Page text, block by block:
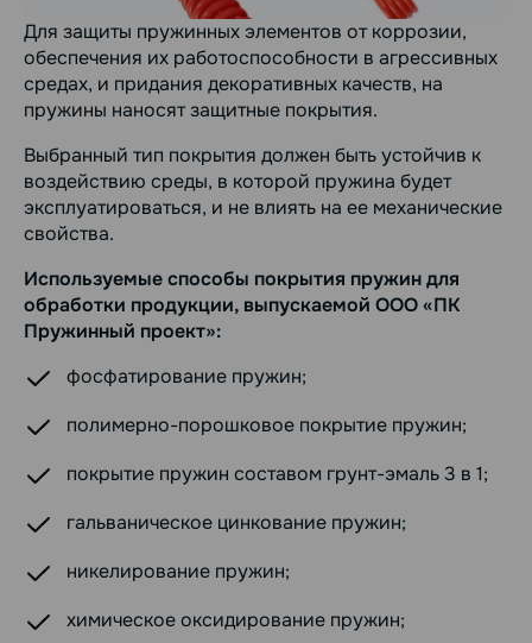
Для защиты пружинных элементов от коррозии,
обеспечения их работоспособности в агрессивных
средах, и придания декоративных качеств, на
пружины наносят защитные покрытия.
Выбранный тип покрытия должен быть устойчив к
воздействию среды, в которой пружина будет
эксплуатироваться, и не влиять на ее механические
свойства.
Используемые способы покрытия пружин для
обработки продукции, выпускаемой ООО «ПК
Пружинный проект»:
фосфатирование пружин;
полимерно-порошковое покрытие пружин;
покрытие пружин составом грунт-эмаль 3 в 1;
гальваническое цинкование пружин;
никелирование пружин;
химическое оксидирование пружин;